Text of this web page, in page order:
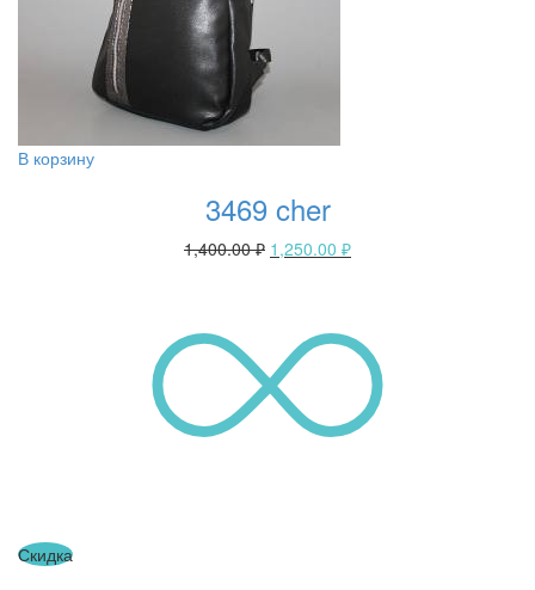
В корзину
3469 cher
1,400.00₽ 1,250.00 ₽
Скидка